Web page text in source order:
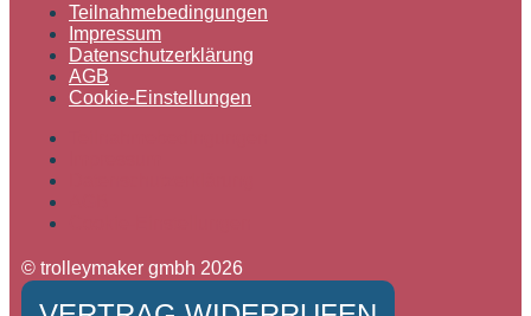
Teilnahmebedingungen
Impressum
Datenschutzerklärung
AGB
Cookie-Einstellungen
© trolleymaker gmbh 2026